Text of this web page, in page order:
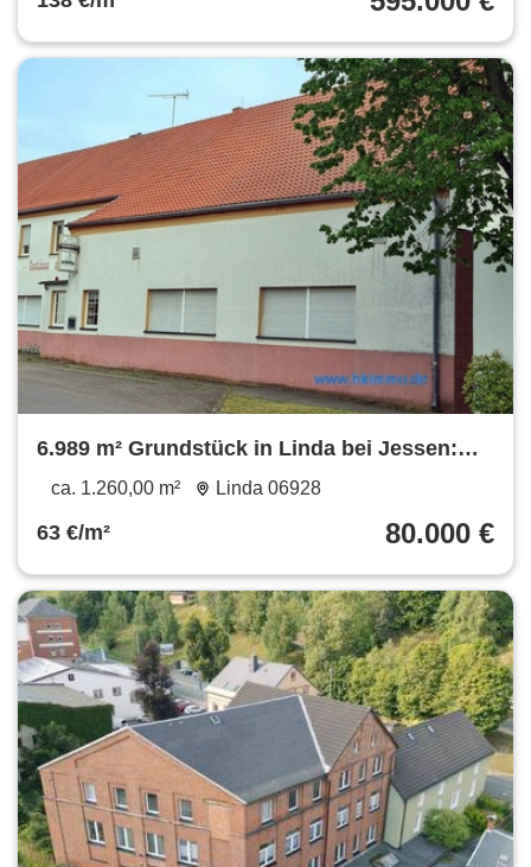
6.989 m² Grundstück in Linda bei Jessen:
Ehemalige Gaststätte, Wirtschaftsgebäude,
Gastronomie, Pferde, Gewerbe oder Wohnen
ca. 1.260,00 m² Linda 06928
63 €/m² 80.000 €